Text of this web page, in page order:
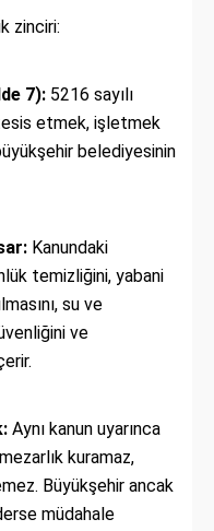
zinciri:
7): 5216 sayılı
tesis etmek, işletmek
belediyesinin
Kanundaki
temizliğini, yabani
su ve
ve
Aynı kanun uyarınca
kuramaz,
Büyükşehir ancak
müdahale